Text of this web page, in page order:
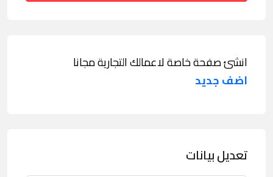
انشئ صفحة خاصة لاعمالك التجارية مجانا
اضف جديد
تعديل بيانات